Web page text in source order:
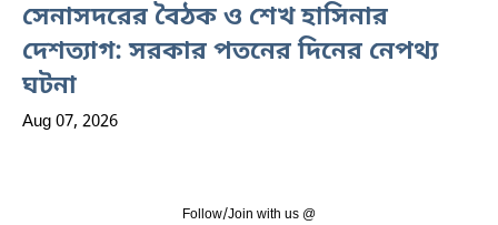
সেনাসদরের বৈঠক ও শেখ হাসিনার
দেশত্যাগ: সরকার পতনের দিনের নেপথ্য
ঘটনা
Aug 07, 2026
Follow/Join with us @